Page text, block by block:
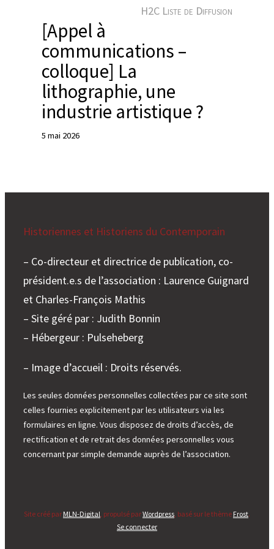
H2C Liste de Diffusion
[Appel à
communications –
colloque] La
lithographie, une
industrie artistique ?
5 mai 2026
Historiennes et Historiens du Contemporain
– Co-directeur et directrice de publication, co-
président.e.s de l’association : Laurence Guignard
et Charles-François Mathis
– Site géré par : Judith Bonnin
– Hébergeur : Pulseheberg
– Image d’accueil : Droits réservés.
Les seules données personnelles collectées par ce site sont
celles fournies explicitement par les utilisateurs via les
formulaires en ligne. Vous disposez de droits d’accès, de
rectification et de retrait des données personnelles vous
concernant par simple demande auprès de l’association.
Site créé par MLN-Digital , propulsé parWordpress , basé sur le thème Frost.
Se connecter